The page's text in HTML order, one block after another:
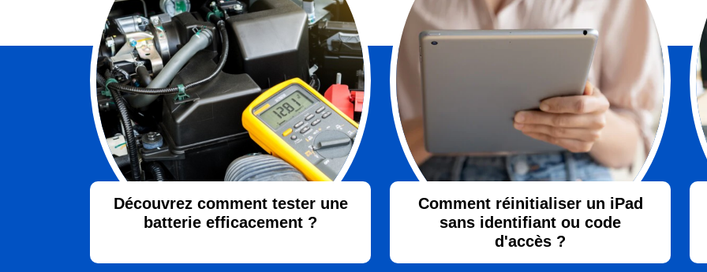
Découvrez comment tester une
batterie efficacement ?
Comment réinitialiser un iPad
sans identifiant ou code
d'accès ?